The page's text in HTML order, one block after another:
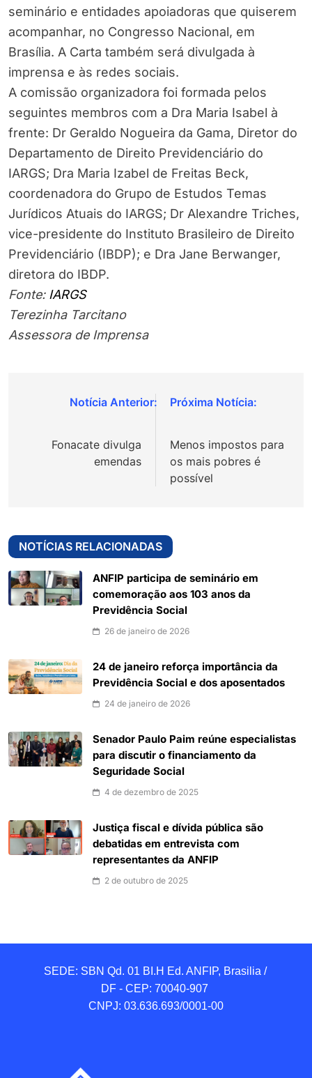
seminário e entidades apoiadoras que quiserem
acompanhar, no Congresso Nacional, em
Brasília. A Carta também será divulgada à
imprensa e às redes sociais.
A comissão organizadora foi formada pelos
seguintes membros com a Dra Maria Isabel à
frente: Dr Geraldo Nogueira da Gama, Diretor do
Departamento de Direito Previdenciário do
IARGS; Dra Maria Izabel de Freitas Beck,
coordenadora do Grupo de Estudos Temas
Jurídicos Atuais do IARGS; Dr Alexandre Triches,
vice-presidente do Instituto Brasileiro de Direito
Previdenciário (IBDP); e Dra Jane Berwanger,
diretora do IBDP.
Fonte: IARGS
Terezinha Tarcitano
Assessora de Imprensa
Navegação
Post
Fonacate divulga
emendas
Menos impostos para
os mais pobres é
possível
NOTÍCIAS RELACIONADAS
ANFIP participa de seminário em
comemoração aos 103 anos da
Previdência Social
26 de janeiro de 2026
24 de janeiro reforça importância da
Previdência Social e dos aposentados
24 de janeiro de 2026
Senador Paulo Paim reúne especialistas
para discutir o financiamento da
Seguridade Social
4 de dezembro de 2025
Justiça fiscal e dívida pública são
debatidas em entrevista com
representantes da ANFIP
2 de outubro de 2025
SEDE: SBN Qd. 01 BI.H Ed. ANFIP, Brasilia /
DF - CEP: 70040-907
CNPJ: 03.636.693/0001-00